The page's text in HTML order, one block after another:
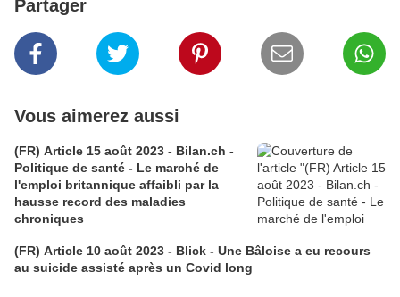
Partager
Vous aimerez aussi
(FR) Article 15 août 2023 - Bilan.ch -
Politique de santé - Le marché de
l'emploi britannique affaibli par la
hausse record des maladies
chroniques
(FR) Article 10 août 2023 - Blick - Une Bâloise a eu recours
au suicide assisté après un Covid long